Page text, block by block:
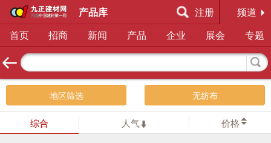
产品库 注册
频道
首页
招商 新闻 产品 企业 展会 专题
地区筛选 无纺布
综合 人气 价格